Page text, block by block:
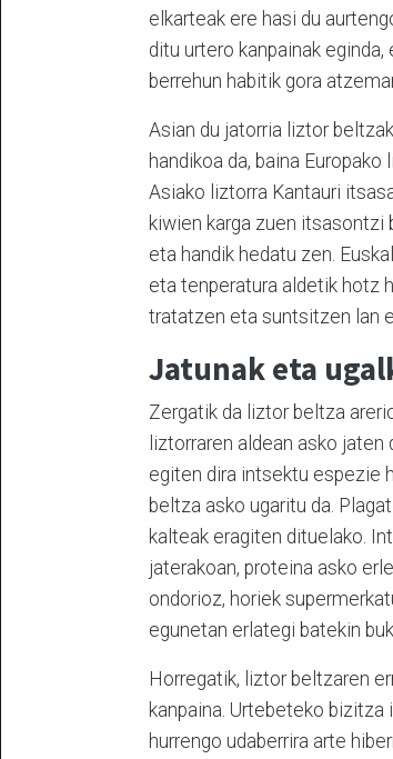
elkarteak ere hasi du
ditu urtero kanpainak
berrehun habitik gora
Asian du jatorria liztor beltzak
handikoa da, baina
Asiako liztorra Kantauri
kiwien karga zuen
eta handik hedatu zen.
eta tenperatura aldetik hotz
tratatzen eta suntsitzen lan
Jatunak eta
Zergatik da liztor beltza
liztorraren aldean asko
egiten dira intsektu espezie
beltza asko ugaritu da.
kalteak eragiten dituelako.
jaterakoan, proteina asko
ondorioz, horiek
egunetan erlategi batekin
Horregatik, liztor beltzaren
kanpaina. Urtebeteko bizitza
hurrengo udaberrira arte